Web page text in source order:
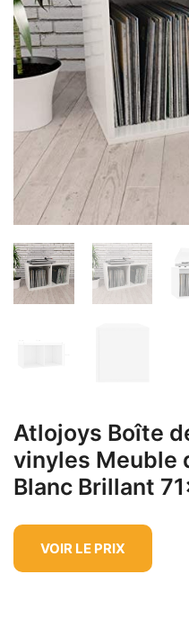
Atlojoys Boîte
vinyles Meuble
Blanc Brillant
VOIR LE PRIX